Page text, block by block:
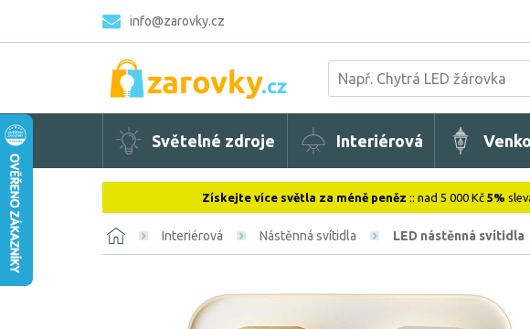
info@zarovky.cz
Světelné zdroje Interiérová
Získejte více světla za méně peněz :: nad 5 000 Kč 5%
Interiérová Nástěnná svítidla LED nástěnná svítidla